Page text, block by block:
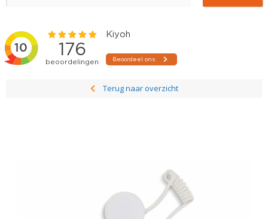
Terug naar overzicht